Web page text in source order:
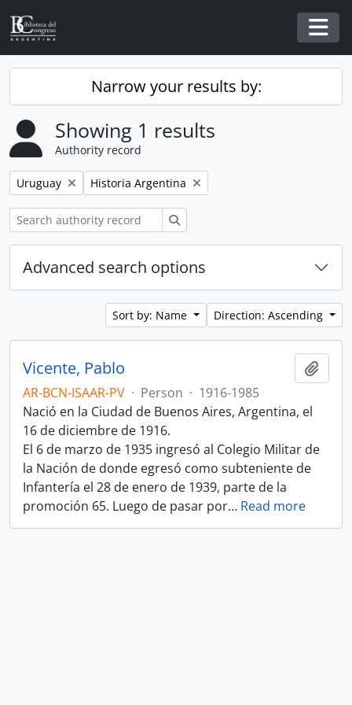
Skip to main content
Narrow your results by:
Showing 1 results
Authority record
Remove filter:
Uruguay Remove filter:
Historia Argentina
Advanced search options
Sort by: Name Direction: Ascending
Vicente, Pablo
AR-BCN-ISAAR-PV · Person · 1916-1985
Nació en la Ciudad de Buenos Aires, Argentina, el
16 de diciembre de 1916.
El 6 de marzo de 1935 ingresó al Colegio Militar de
la Nación de donde egresó como subteniente de
Infantería el 28 de enero de 1939, parte de la
promoción 65. Luego de pasar por… Read more